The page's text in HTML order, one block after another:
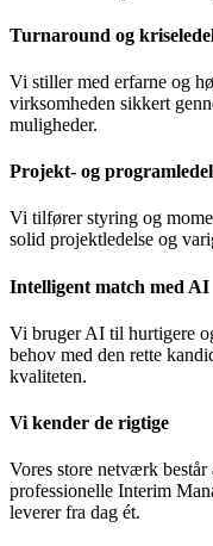
Turnaround og
Vi stiller med erfarne og
virksomheden sikkert
muligheder.
Projekt- og
Vi tilfører styring og
solid projektledelse og
Intelligent match med AI
Vi bruger AI til hurtigere
behov med den rette
kvaliteten.
Vi kender de rigtige
Vores store netværk
professionelle Interim
leverer fra dag ét.